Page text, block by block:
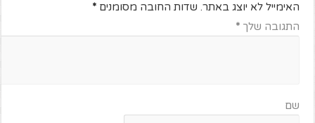
האימייל לא יוצג באתר. שדות החובה מסומנים*
התגובה שלך*
שם